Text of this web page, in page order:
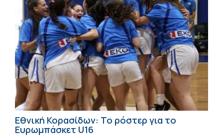
Εθνική Κορασίδων: Το ρόστερ για το
Ευρωμπάσκετ U16